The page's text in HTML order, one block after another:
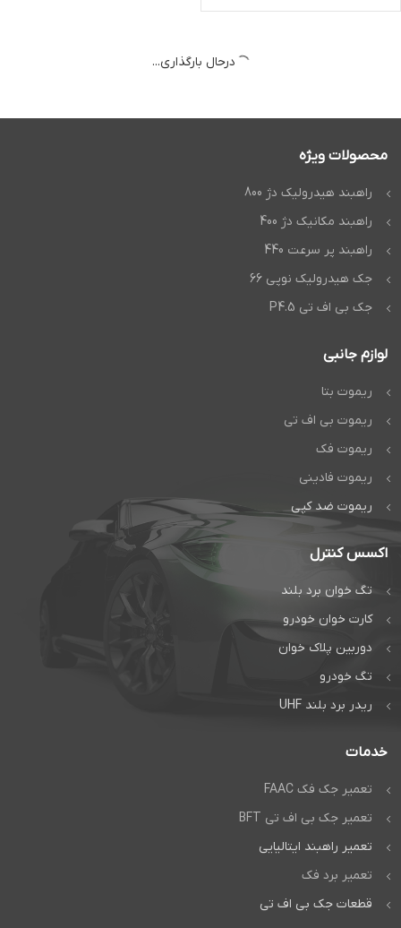
درحال بارگذاری...
محصولات ویژه
راهبند هیدرولیک دژ 800
راهبند مکانیک دژ 400
راهبند پر سرعت 440
جک هیدرولیک نوپی 66
جک بی اف تی P4.5
لوازم جانبی
ریموت بتا
ریموت بی اف تی
ریموت فک
ریموت فادینی
ریموت ضد کپی
اکسس کنترل
تگ خوان برد بلند
کارت خوان خودرو
دوربین پلاک خوان
تگ خودرو
ریدر برد بلند UHF
خدمات
تعمیر جک فک FAAC
تعمیر جک بی اف تی BFT
تعمیر راهبند ایتالیایی
تعمیر برد فک
قطعات جک بی اف تی